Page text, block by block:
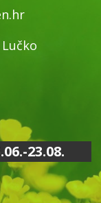
Lučko
23.08.